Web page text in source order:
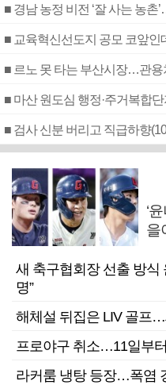
■ 경남 농정 비전 ‘잘 사는 농
■ 교육혁신선도지 공모 코앞인
■ 르노 못 타는 부산시장…관용
■ 마산 원도심 행정·주거복합
‘
을
새 축구협회장 선출 방
명”
해체설 뒤집은 LIV 골프…
프로야구 취소…11일부
라커룸 냉탕 등장…폭염